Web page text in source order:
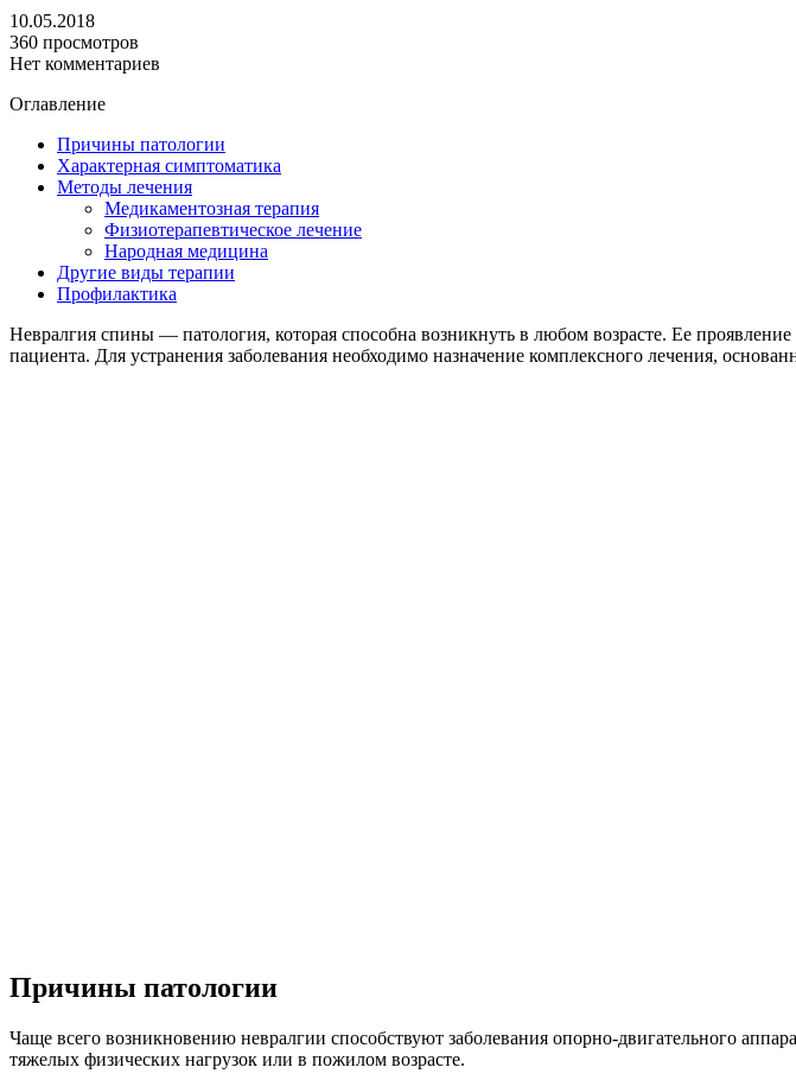
10.05.2018
360 просмотров
Нет комментариев
Оглавление
Причины патологии
Характерная симптоматика
Методы лечения
Медикаментозная терапия
Физиотерапевтическое лечение
Народная медицина
Другие виды терапии
Профилактика
Невралгия спины — патология, которая способна возникнуть в любом возрасте. Ее
пациента. Для устранения заболевания необходимо назначение комплексного лечения,
Причины патологии
Чаще всего возникновению невралгии способствуют заболевания опорно-двигательного
тяжелых физических нагрузок или в пожилом возрасте.